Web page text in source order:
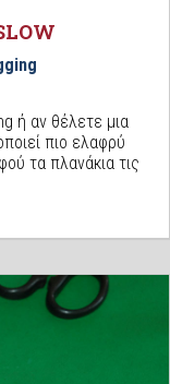
ή αν θέλετε μια
πιο ελαφρύ
τα πλανάκια τις